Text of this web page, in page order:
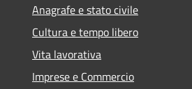
Anagrafe e stato civile
Cultura e tempo libero
Vita lavorativa
Imprese e Commercio